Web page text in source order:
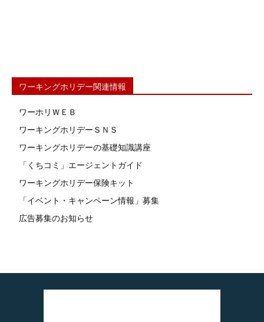
ワーキングホリデー関連情報
ワーホリＷＥＢ
ワーキングホリデーＳＮＳ
ワーキングホリデーの基礎知識講座
「くちコミ」エージェントガイド
ワーキングホリデー保険キット
「イベント・キャンペーン情報」募集
広告募集のお知らせ